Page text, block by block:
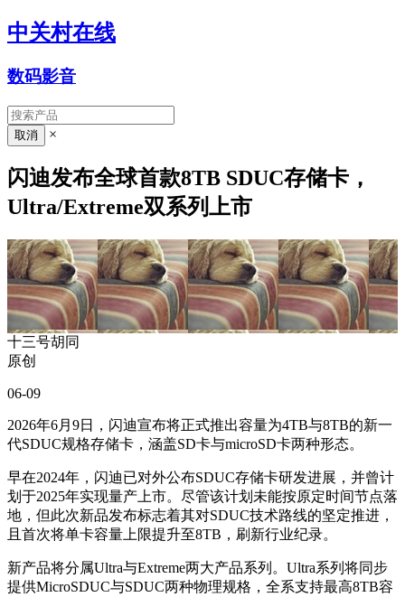
中关村在线
数码影音
×
闪迪发布全球首款8TB SDUC存储卡，
Ultra/Extreme双系列上市
十三号胡同
原创
06-09
2026年6月9日，闪迪宣布将正式推出容量为4TB与8TB的新一
代SDUC规格存储卡，涵盖SD卡与microSD卡两种形态。
早在2024年，闪迪已对外公布SDUC存储卡研发进展，并曾计
划于2025年实现量产上市。尽管该计划未能按原定时间节点落
地，但此次新品发布标志着其对SDUC技术路线的坚定推进，
且首次将单卡容量上限提升至8TB，刷新行业纪录。
新产品将分属Ultra与Extreme两大产品系列。Ultra系列将同步
提供MicroSDUC与SDUC两种物理规格，全系支持最高8TB容